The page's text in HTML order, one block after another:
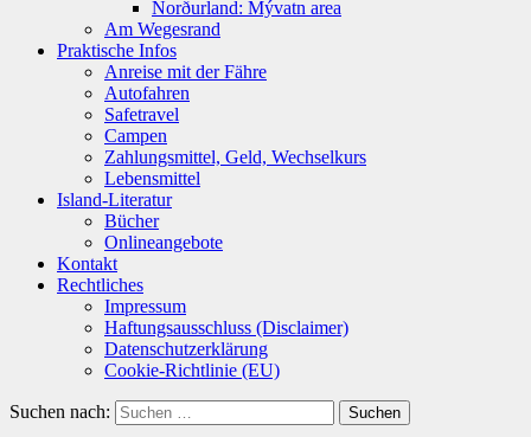
Norðurland: Mývatn area
Am Wegesrand
Praktische Infos
Anreise mit der Fähre
Autofahren
Safetravel
Campen
Zahlungsmittel, Geld, Wechselkurs
Lebensmittel
Island-Literatur
Bücher
Onlineangebote
Kontakt
Rechtliches
Impressum
Haftungsausschluss (Disclaimer)
Datenschutzerklärung
Cookie-Richtlinie (EU)
Suchen nach: